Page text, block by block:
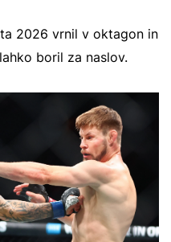
2026 vrnil v oktagon in
boril za naslov.